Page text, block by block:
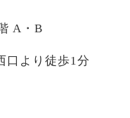
A・B
口より徒歩1分